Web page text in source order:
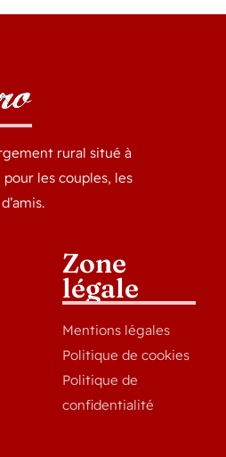
rural situé à
pour les couples, les
Zone
légale
Mentions légales
Politique de cookies
Politique de
confidentialité